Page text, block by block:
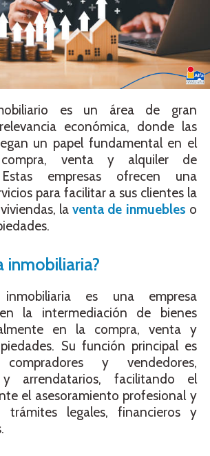
es un área de gran
económica, donde las
un papel fundamental en el
venta y alquiler de
Estas empresas ofrecen una
para facilitar a sus clientes la
laventa de inmuebles o
inmobiliaria?
es una empresa
en la intermediación de bienes
en la compra, venta y
Su función principal es
y vendedores,
y arrendatarios, facilitando el
el asesoramiento profesional y
legales, financieros y